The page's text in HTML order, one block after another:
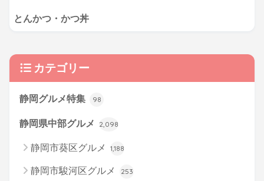
とんかつ・かつ丼
カテゴリー
静岡グルメ特集 98
静岡県中部グルメ 2,098
静岡市葵区グルメ 1,188
静岡市駿河区グルメ 253